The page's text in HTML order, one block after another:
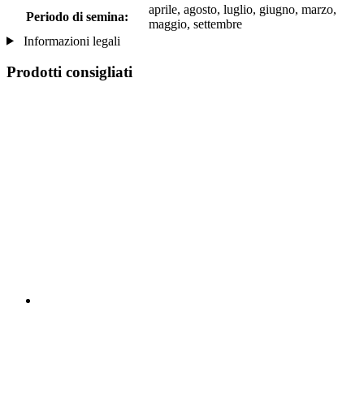
Periodo di semina:
aprile, agosto, luglio, giugno, marzo,
maggio, settembre
Informazioni legali
Prodotti consigliati